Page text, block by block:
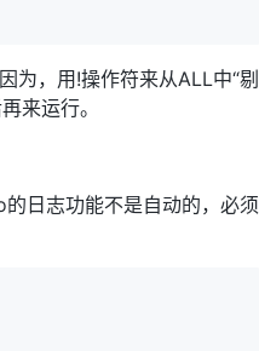
为，用!操作符来从ALL中“剔
来运行。
日志功能不是自动的，必须